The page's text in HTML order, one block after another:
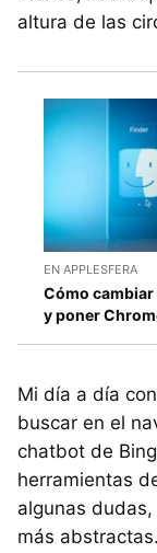
altura de las
EN APPLESFERA
Cómo
y poner
Mi día a día
buscar en el
chatbot de
herramientas
algunas
más abstractas.